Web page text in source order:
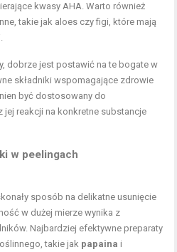
kwasy AHA. Warto również
takie jak aloes czy figi, które mają
dobrze jest postawić na te bogate w
składniki wspomagające zdrowie
być dostosowany do
jej reakcji na konkretne substancje
w peelingach
sposób na delikatne usunięcie
w dużej mierze wynika z
Najbardziej efektywne preparaty
takie jak papaina i